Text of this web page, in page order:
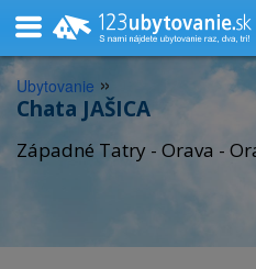
Ubytovanie »
Chata JAŠICA
Západné Tatry - Orava -